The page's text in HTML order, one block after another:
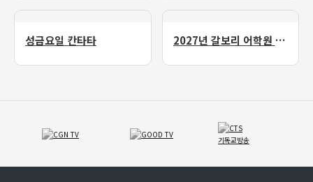
성금요일 칸타타 2027년 갈보리 어학원 유치부 신입생 모집